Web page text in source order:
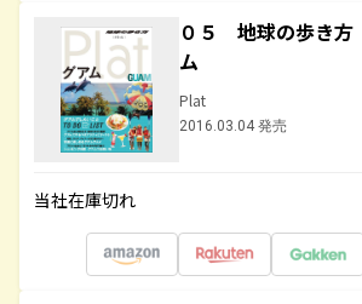
０５ 地球の歩き
ム
Plat
2016.03.04 発売
当社在庫切れ